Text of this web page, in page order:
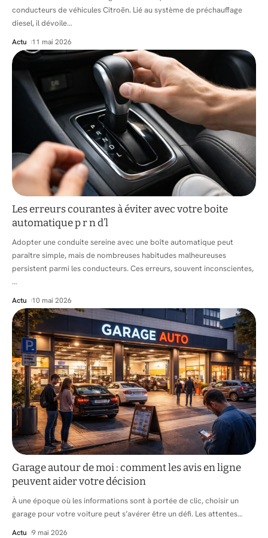
conducteurs de véhicules Citroën. Lié au système de préchauffage
diesel, il dévoile…
Actu 11 mai 2026
Les erreurs courantes à éviter avec votre boite
automatique p r n d’l
Adopter une conduite sereine avec une boîte automatique peut
paraître simple, mais de nombreuses habitudes malheureuses
persistent parmi les conducteurs. Ces erreurs, souvent inconscientes,
…
Actu 10 mai 2026
Garage autour de moi : comment les avis en ligne
peuvent aider votre décision
À une époque où les informations sont à portée de clic, choisir un
garage pour votre voiture peut s’avérer être un défi. Les attentes…
Actu 9 mai 2026